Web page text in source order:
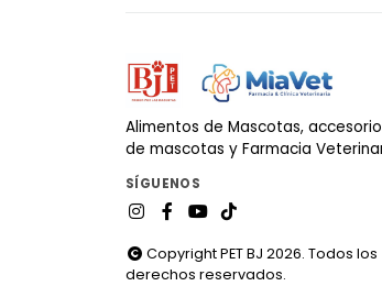
Alimentos de Mascotas,
de mascotas y Farmacia
SÍGUENOS
Copyright PET BJ 2026. Todos los
derechos reservados.